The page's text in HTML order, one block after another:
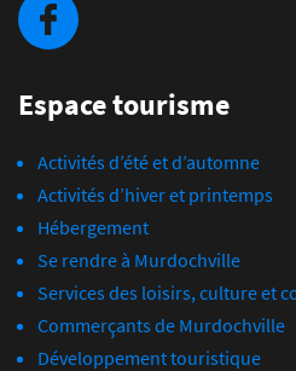
Espace tourisme
Activités d’été et d’automne
Activités d’hiver et printemps
Hébergement
Se rendre à Murdochville
Services des loisirs, culture et
Commerçants de Murdochville
Développement touristique